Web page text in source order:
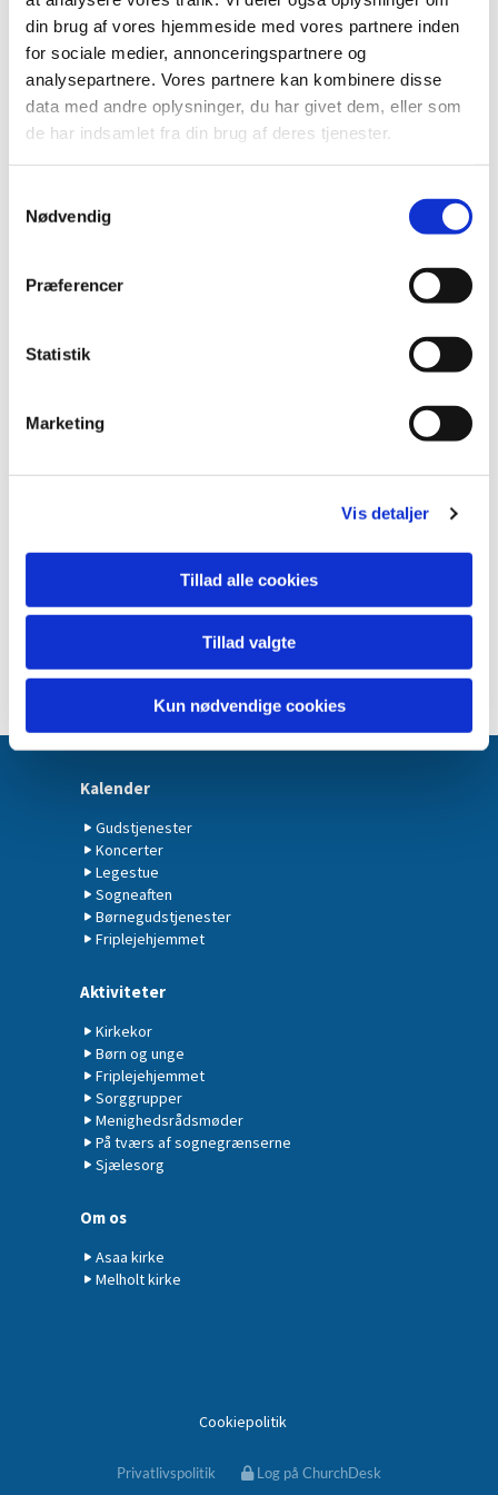
din brug af vores hjemmeside med vores partnere inden
for sociale medier, annonceringspartnere og
analysepartnere. Vores partnere kan kombinere disse
data med andre oplysninger, du har givet dem, eller som
de har indsamlet fra din brug af deres tjenester.
Nødvendig
Præferencer
Statistik
Marketing
Vis detaljer
Tillad alle cookies
Tillad valgte
Kun nødvendige cookies
Du vil måske også kunne lide...
Kalender
Gudstjenester
Koncerter
Legestue
Sogneaften
Børnegudstjenester
Friplejehjemmet
Aktiviteter
Kirkekor
Børn og unge
Friplejehjemmet
Sorggrupper
Menighedsrådsmøder
På tværs af sognegrænserne
Sjælesorg
Om os
Asaa kirke
Melholt kirke
Cookiepolitik
Privatlivspolitik Log på ChurchDesk